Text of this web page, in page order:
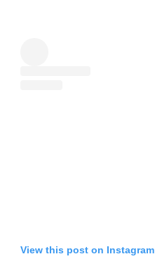
View this post on Instagram